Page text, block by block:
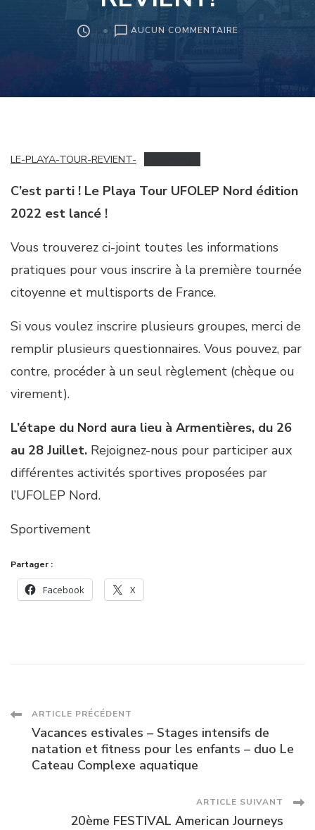
AUCUN COMMENTAIRESUR
LE-PLAYA-TOUR-REVIENT-
C’est parti ! Le Playa Tour UFOLEP Nord édition
2022 est lancé !
Vous trouverez ci-joint toutes les informations
pratiques pour vous inscrire à la première tournée
citoyenne et multisports de France.
Si vous voulez inscrire plusieurs groupes, merci de
remplir plusieurs questionnaires. Vous pouvez, par
contre, procéder à un seul règlement (chèque ou
virement).
L’étape du Nord aura lieu à Armentières, du 26
au 28 Juillet. Rejoignez-nous pour participer aux
différentes activités sportives proposées par
l’UFOLEP Nord.
Sportivement
Partager :
Facebook X
Navigation
des
ARTICLE PRÉCÉDENT
Vacances estivales – Stages intensifs de
natation et fitness pour les enfants – duo Le
Cateau Complexe aquatique
ARTICLE SUIVANT
20ème FESTIVAL American Journeys